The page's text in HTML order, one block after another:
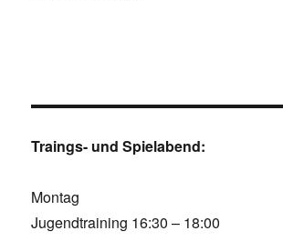
Traings- und Spielabend:
Montag
Jugendtraining 16:30 – 18:00